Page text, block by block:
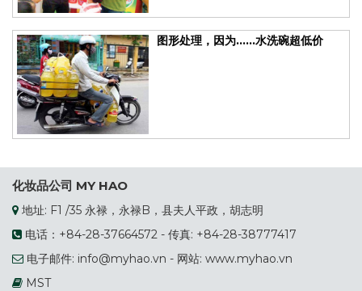
图形处理，因为......水洗碗超低价
化妆品公司 MY HAO
地址: F1 /35 永禄，永禄B，县夫人平政，胡志明
电话：+84-28-37664572 - 传真: +84-28-38777417
电子邮件: info@myhao.vn - 网站: www.myhao.vn
MST